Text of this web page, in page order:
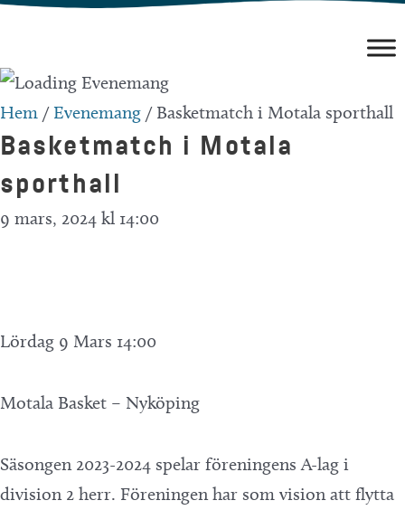
Hoppa
innehåll
Hem /Evenemang / Basketmatch i Motala sporthall
Basketmatch i Motala
sporthall
9 mars, 2024 kl 14:00
Lördag 9 Mars 14:00
Motala Basket – Nyköping
Säsongen 2023-2024 spelar föreningens A-lag i
division 2 herr. Föreningen har som vision att flytta